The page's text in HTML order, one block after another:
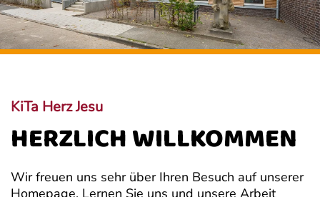
KiTa Herz Jesu
HERZLICH WILLKOMMEN
Wir freuen uns sehr über Ihren Besuch auf unserer